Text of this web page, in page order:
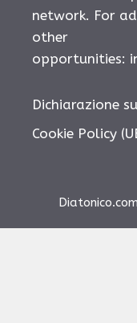
network. For
other
opportunities:
Dichiarazione
Cookie Policy